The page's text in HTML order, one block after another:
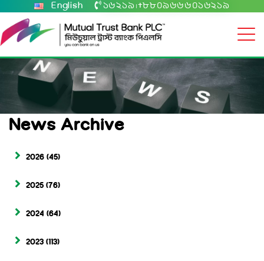
English ১৬২১৯ +৮৮০৯৬৬৬০১৬২১৯
News Archive
2026 (45)
2025 (76)
2024 (64)
2023 (113)